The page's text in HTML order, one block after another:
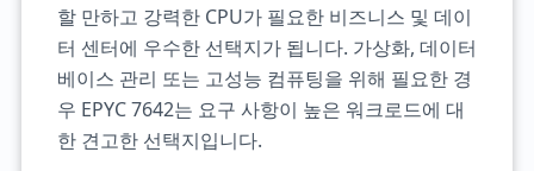
할 만하고 강력한 CPU가 필요한 비즈니스 및 데이
터 센터에 우수한 선택지가 됩니다. 가상화, 데이터
베이스 관리 또는 고성능 컴퓨팅을 위해 필요한 경
우 EPYC 7642는 요구 사항이 높은 워크로드에 대
한 견고한 선택지입니다.